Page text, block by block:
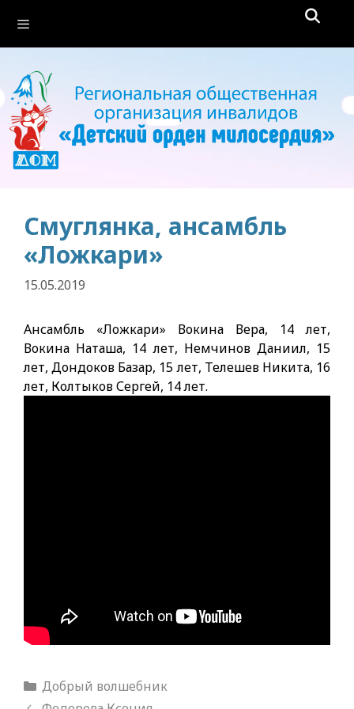
содержимому
Смуглянка, ансамбль
«Ложкари»
15.05.2019
Ансамбль «Ложкари» Вокина Вера, 14 лет,
Вокина Наташа, 14 лет, Немчинов Даниил, 15
лет, Дондоков Базар, 15 лет, Телешев Никита, 16
лет, Колтыков Сергей, 14 лет.
Рубрики
Добрый волшебник